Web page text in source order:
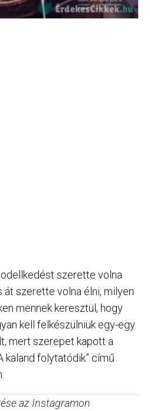
szerette volna
át szerette volna élni, milyen
mennek keresztül, hogy
kell felkészülniük egy-egy
mert szerepet kapott a
kaland folytatódik” című
az Instagramon